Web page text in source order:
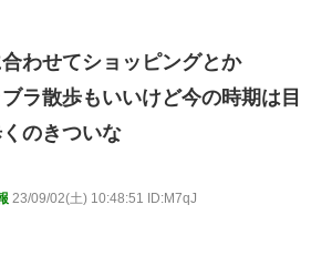
わせてショッピングとか
ラ散歩もいいけど今の時期は目
のきついな
23/09/02(土) 10:48:51 ID:M7qJ